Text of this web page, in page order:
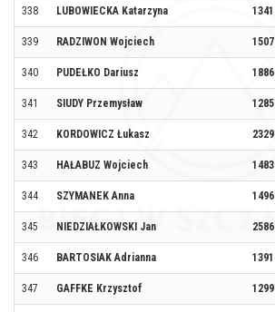
338 LUBOWIECKA Katarzyna 1341
339 RADZIWON Wojciech 1507
340 PUDEŁKO Dariusz 1886
341 SIUDY Przemysław 1285
342 KORDOWICZ Łukasz 2329
343 HAŁABUZ Wojciech 1483
344 SZYMANEK Anna 1496
345 NIEDZIAŁKOWSKI Jan 2586
346 BARTOSIAK Adrianna 1391
347 GAFFKE Krzysztof 1299